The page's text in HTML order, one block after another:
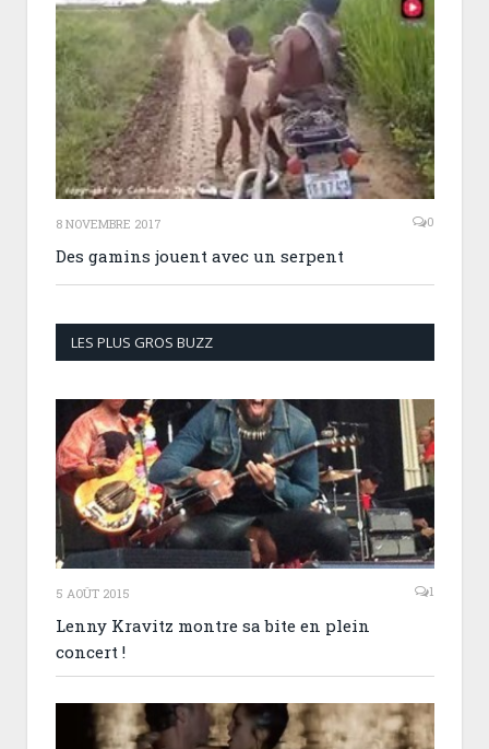
8 NOVEMBRE 2017 0
Des gamins jouent avec un serpent
LES PLUS GROS BUZZ
5 AOÛT 2015 1
Lenny Kravitz montre sa bite en plein
concert !